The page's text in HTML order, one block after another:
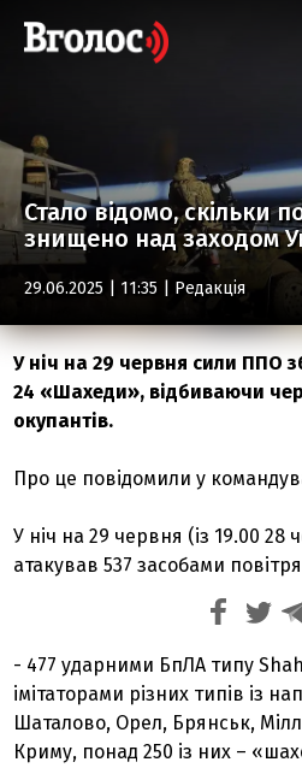
Стало відомо, скільки
знищено над заходом
29.06.2025 | 11:35 | Редакція
У ніч на 29 червня сили ППО
24 «Шахеди», відбиваючи
окупантів.
Про це повідомили у
У ніч на 29 червня (із 19.00
атакував 537 засобами
- 477 ударними БпЛА типу
імітаторами різних типів із
Шаталово, Орел, Брянськ,
Криму, понад 250 із них –